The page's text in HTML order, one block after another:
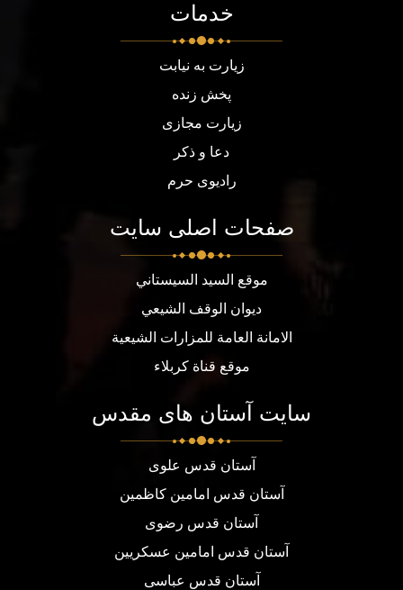
خدمات
زیارت به نیابت
پخش زنده
زیارت مجازی
دعا و ذکر
رادیوی حرم
صفحات اصلی سایت
موقع السيد السيستاني
ديوان الوقف الشيعي
الامانة العامة للمزارات الشيعية
موقع قناة كربلاء
سایت آستان های مقدس
آستان قدس علوی
آستان قدس امامین کاظمین
آستان قدس رضوی
آستان قدس امامین عسکریین
آستان قدس عباسی